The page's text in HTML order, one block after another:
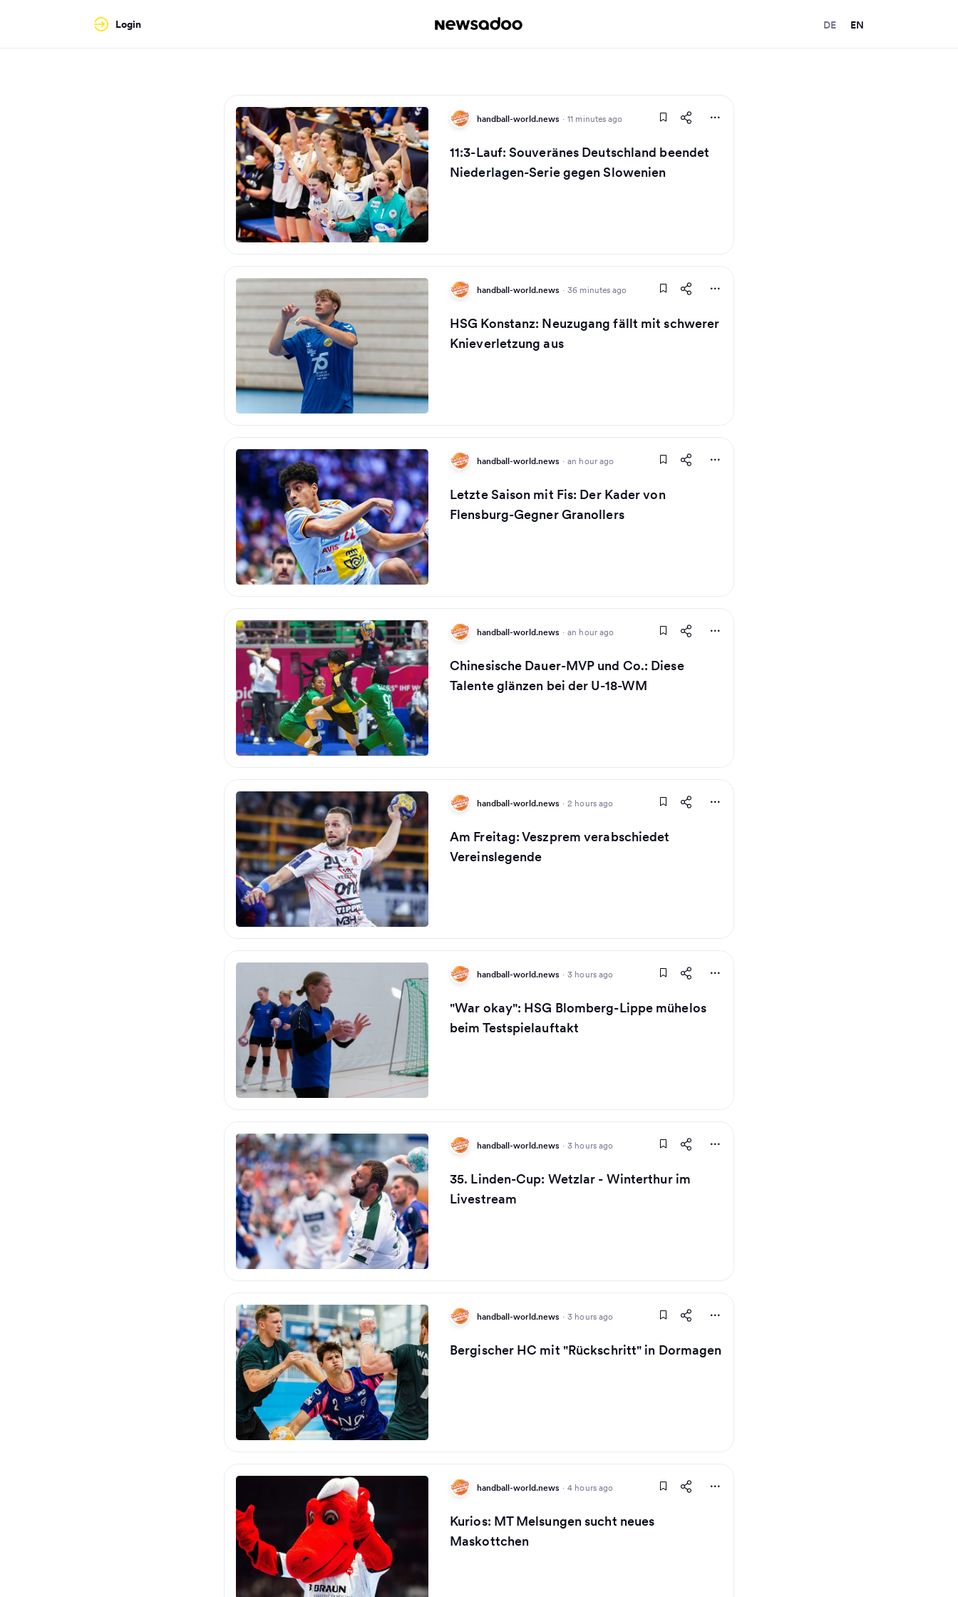
Login DE EN
handball-world.news · 11 minutes ago
11:3-Lauf: Souveränes Deutschland beendet
Niederlagen-Serie gegen Slowenien
handball-world.news · 36 minutes ago
HSG Konstanz: Neuzugang fällt mit schwerer
Knieverletzung aus
handball-world.news · an hour ago
Letzte Saison mit Fis: Der Kader von
Flensburg-Gegner Granollers
handball-world.news · an hour ago
Chinesische Dauer-MVP und Co.: Diese
Talente glänzen bei der U-18-WM
handball-world.news · 2 hours ago
Am Freitag: Veszprem verabschiedet
Vereinslegende
handball-world.news · 3 hours ago
"War okay": HSG Blomberg-Lippe mühelos
beim Testspielauftakt
handball-world.news · 3 hours ago
35. Linden-Cup: Wetzlar - Winterthur im
Livestream
handball-world.news · 3 hours ago
Bergischer HC mit "Rückschritt" in Dormagen
handball-world.news · 4 hours ago
Kurios: MT Melsungen sucht neues
Maskottchen